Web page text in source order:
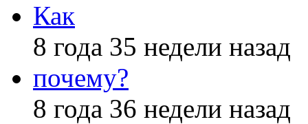
Как
8 года 35 недели назад
почему?
8 года 36 недели назад